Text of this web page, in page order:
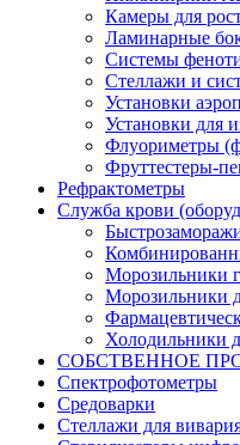
Камеры для
Ламинарные
Системы
Стеллажи и
Установки
Установки для
Флуориметры
Фруттестеры-
Рефрактометры
Служба крови
Морозильники
Морозильники
Холодильники
СОБСТВЕННОЕ
Спектрофотометры
Средоварки
Стеллажи для